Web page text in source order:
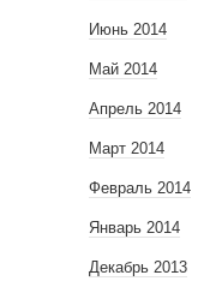
Июнь 2014
Май 2014
Апрель 2014
Март 2014
Февраль 2014
Январь 2014
Декабрь 2013